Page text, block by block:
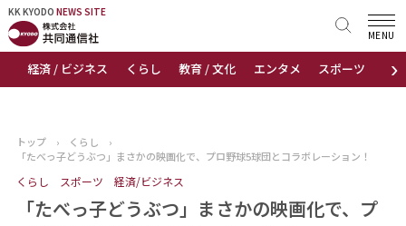
KK KYODO NEWS SITE
›
経済 / ビジネス くらし 教育 / 文化 エンタメ スポーツ 地域
MENU
KK KYODONEWS SITE
トップページ
ニュース
おすすめコンテンツ
トップ › くらし
›
「たべっ子どうぶつ」まさかの映画化で、プロ野球5球団とコラボレーション！
くらし スポーツ 経済/ビジネス
「たべっ子どうぶつ」まさかの映画化で、プ